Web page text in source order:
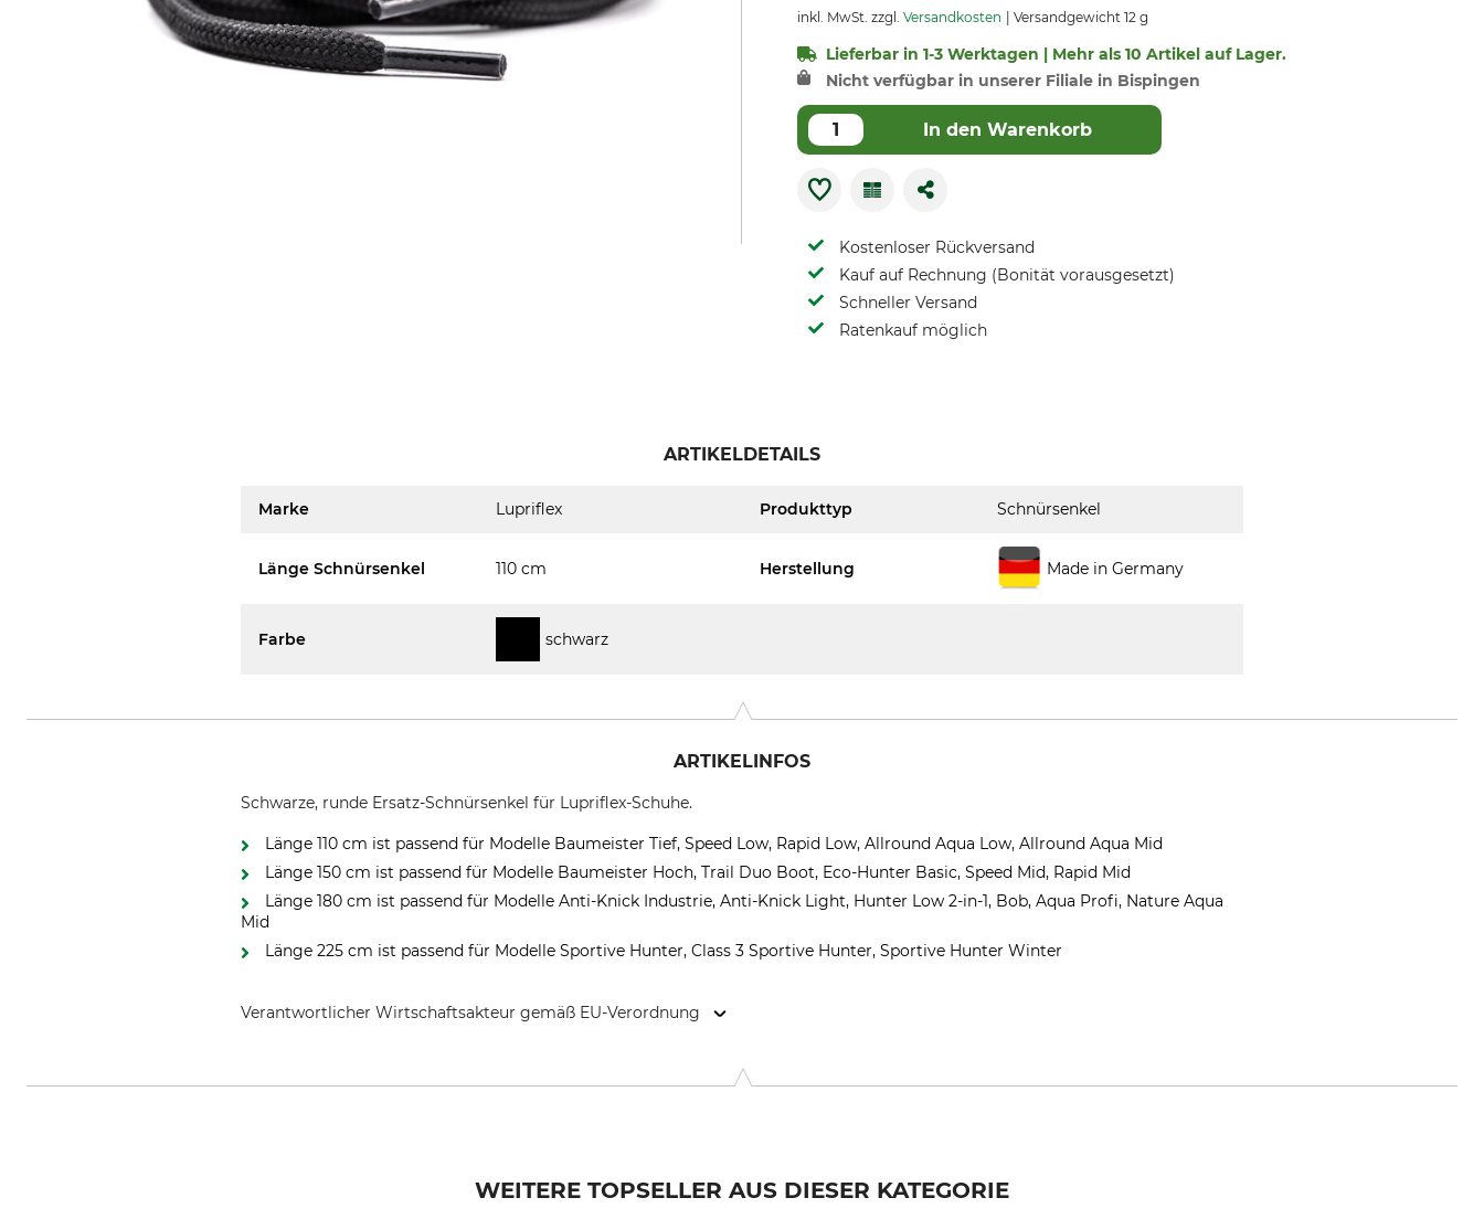
inkl. MwSt. zzgl. Versandkosten Versandgewicht 12 g
Lieferbar in 1-3 Werktagen | Mehr als 10 Artikel auf Lager.
Nicht verfügbar in unserer Filiale in Bispingen
In den Warenkorb
Kostenloser Rückversand
Kauf auf Rechnung (Bonität vorausgesetzt)
Schneller Versand
Ratenkauf möglich
ARTIKELDETAILS
Marke Lupriflex Produkttyp Schnürsenkel
Länge Schnürsenkel 110 cm Herstellung Made in Germany
Farbe schwarz
ARTIKELINFOS
Schwarze, runde Ersatz-Schnürsenkel für Lupriflex-Schuhe.
Länge 110 cm ist passend für Modelle Baumeister Tief, Speed Low, Rapid Low, Allround Aqua Low, Allround Aqua Mid
Länge 150 cm ist passend für Modelle Baumeister Hoch, Trail Duo Boot, Eco-Hunter Basic, Speed Mid, Rapid Mid
Länge 180 cm ist passend für Modelle Anti-Knick Industrie, Anti-Knick Light, Hunter Low 2-in-1, Bob, Aqua Profi, Nature Aqua
Mid
Länge 225 cm ist passend für Modelle Sportive Hunter, Class 3 Sportive Hunter, Sportive Hunter Winter
Verantwortlicher Wirtschaftsakteur gemäß EU-Verordnung
WEITERE TOPSELLER AUS DIESER KATEGORIE